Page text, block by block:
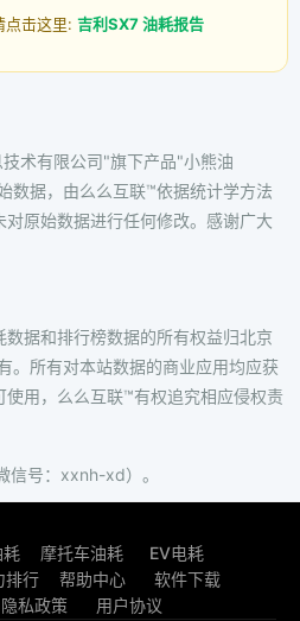
点击这里: 吉利SX7 油耗报告
术有限公司"旗下产品"小熊油
数据，由么么互联™依据统计学方法
原始数据进行任何修改。感谢广大
据和排行榜数据的所有权益归北京
。所有对本站数据的商业应用均应获
用，么么互联™有权追究相应侵权责
信号：xxnh-xd）。
耗 摩托车油耗
EV电耗
排行 帮助中心
软件下载
隐私政策 用户协议